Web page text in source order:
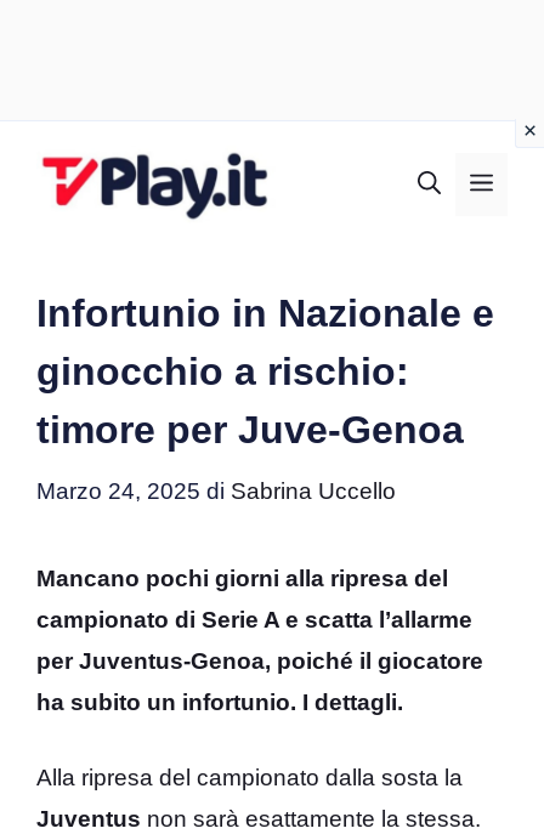
Infortunio in Nazionale e
ginocchio a rischio:
timore per Juve-Genoa
Marzo 24, 2025 di Sabrina Uccello
Mancano pochi giorni alla ripresa del
campionato di Serie A e scatta l’allarme
per Juventus-Genoa, poiché il giocatore
ha subito un infortunio. I dettagli.
Alla ripresa del campionato dalla sosta la
Juventus non sarà esattamente la stessa.